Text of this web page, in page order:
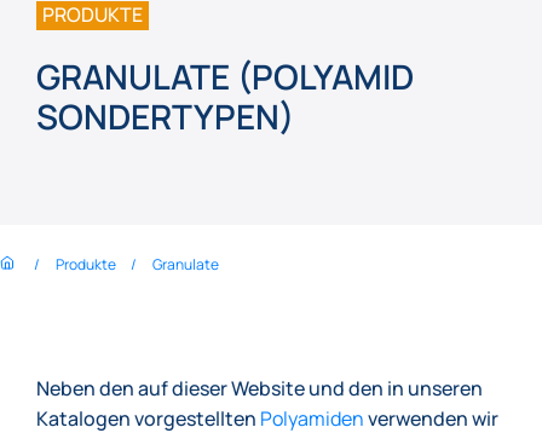
PRODUKTE
GRANULATE (POLYAMID
SONDERTYPEN)
Produkte Granulate
Neben den auf dieser Website und den in unseren
Katalogen vorgestellten Polyamidenverwenden wir